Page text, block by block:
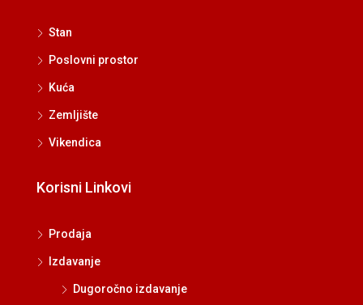
Stan
Poslovni prostor
Kuća
Zemljište
Vikendica
Korisni Linkovi
Prodaja
Izdavanje
Dugoročno izdavanje